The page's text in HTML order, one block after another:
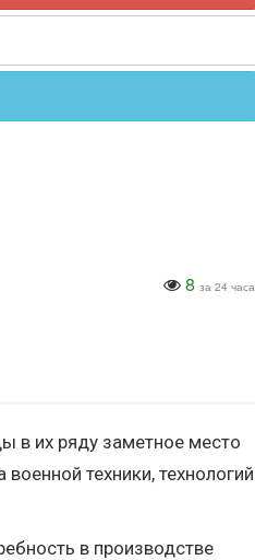
8 за 24 часа
в их ряду заметное место
техники, технологий
в производстве